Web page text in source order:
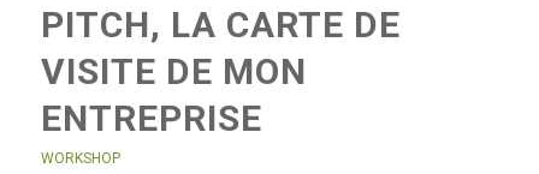
PITCH, LA CARTE DE
VISITE DE MON
ENTREPRISE
WORKSHOP